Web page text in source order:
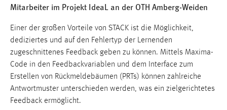
Mitarbeiter im Projekt IdeaL an der OTH Amberg-Weiden
Einer der großen Vorteile von STACK ist die Möglichkeit,
dediziertes und auf den Fehlertyp der Lernenden
zugeschnittenes Feedback geben zu können. Mittels Maxima-
Code in den Feedbackvariablen und dem Interface zum
Erstellen von Rückmeldebäumen (PRTs) können zahlreiche
Antwortmuster unterschieden werden, was ein zielgerichtetes
Feedback ermöglicht.
Matomo
Name:
_pk_ref, _pk_cvar, _pk_id, _pk_ses
Zweck:
Zugriffsstatistik
Cookie Laufzeit:
Max. 13 Monate